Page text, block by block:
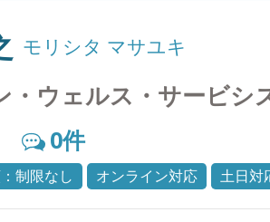
も非常に良い効用があるようです！
では難しかったのですが平日に家族全
週末の金曜日には外食に出かけるなど、
しております。家族との会話が増え、
これから英会話など30代の習い事に挑
モリシタ マサユキ
・ウェルス・サービシ
0件
制限なし オンライン対応 土日対